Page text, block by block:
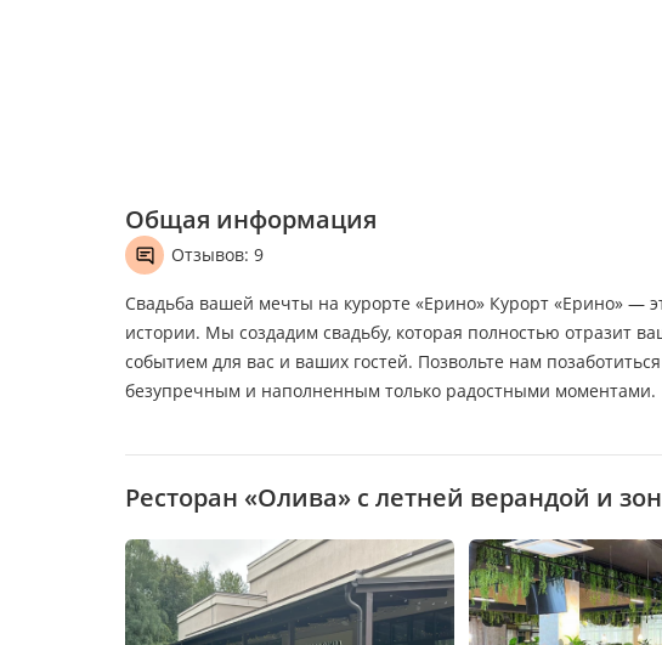
Общая информация
Отзывов: 9
Свадьба вашей мечты на курорте «Ерино» Курорт «Ерино» —
истории. Мы создадим свадьбу, которая полностью отразит
событием для вас и ваших гостей. Позвольте нам
безупречным и наполненным только радостными моментами.
Ресторан «Олива» с летней верандой и